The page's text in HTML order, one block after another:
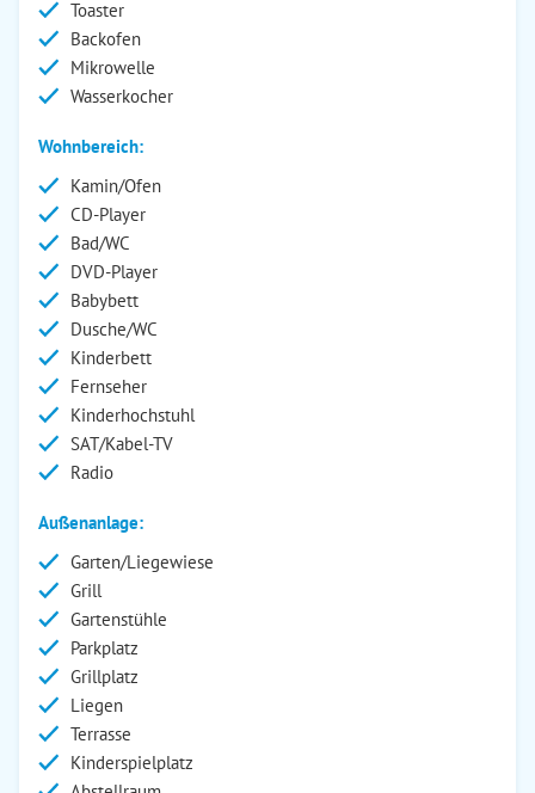
Toaster
Backofen
Mikrowelle
Wasserkocher
Wohnbereich:
Kamin/Ofen
CD-Player
Bad/WC
DVD-Player
Babybett
Dusche/WC
Kinderbett
Fernseher
Kinderhochstuhl
SAT/Kabel-TV
Radio
Außenanlage:
Garten/Liegewiese
Grill
Gartenstühle
Parkplatz
Grillplatz
Liegen
Terrasse
Kinderspielplatz